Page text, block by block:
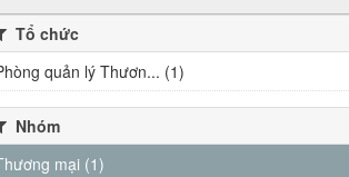
Tổ chức
quản lý Thươn... (1)
Nhóm
mại (1)